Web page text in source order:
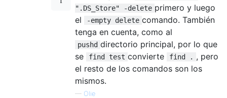
".DS_Store" -delete primero y luego
el
-empty delete comando. También
tenga en cuenta, como al
pushd directorio principal, por lo que
se
find test convierte find . , pero
el resto de los comandos son los
mismos.
— Olie